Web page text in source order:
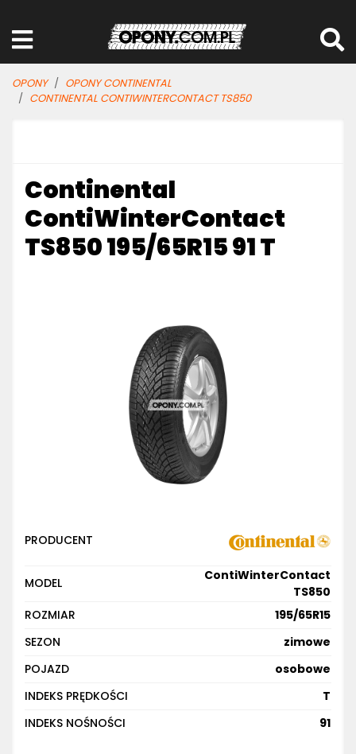
OPONY
OPONY CONTINENTAL
CONTINENTAL CONTIWINTERCONTACT TS850
Continental
ContiWinterContact
TS850 195/65R15 91 T
PRODUCENT
MODEL
ContiWinterContact
TS850
ROZMIAR
195/65R15
SEZON
zimowe
POJAZD
osobowe
INDEKS PRĘDKOŚCI
T
INDEKS NOŚNOŚCI
91